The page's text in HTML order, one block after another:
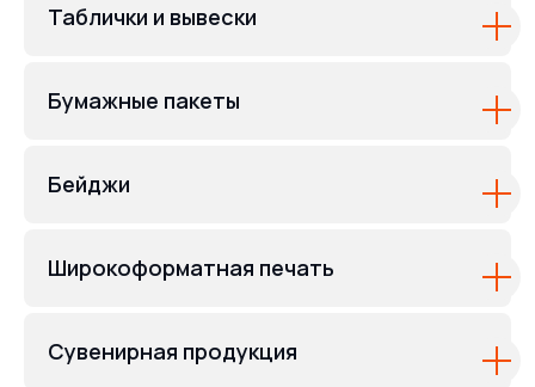
Таблички и вывески
Бумажные пакеты
Бейджи
Широкоформатная печать
Сувенирная продукция